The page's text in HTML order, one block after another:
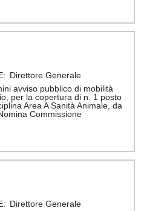
Direttore Generale
avviso pubblico di mobilità
per la copertura di n. 1 posto
Area A Sanità Animale, da
Commissione
Direttore Generale